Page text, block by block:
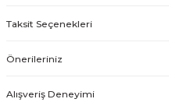
Taksit Seçenekleri
Önerileriniz
Alışveriş Deneyimi